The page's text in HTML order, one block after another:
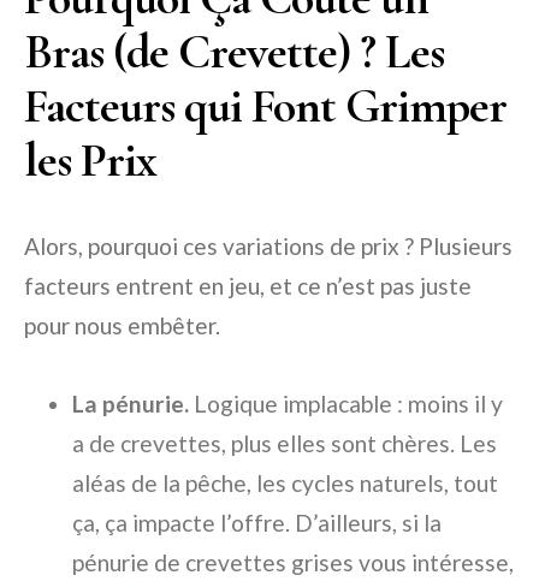
Bras (de Crevette) ? Les
Facteurs qui Font Grimper
les Prix
Alors, pourquoi ces variations de prix ? Plusieurs
facteurs entrent en jeu, et ce n’est pas juste
pour nous embêter.
La pénurie. Logique implacable : moins il y
a de crevettes, plus elles sont chères. Les
aléas de la pêche, les cycles naturels, tout
ça, ça impacte l’offre. D’ailleurs, si la
pénurie de crevettes grises vous intéresse,